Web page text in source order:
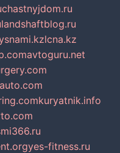
chastnyjdom.ru
landshaftblog.ru
lcna.kz
avtoguru.net
kuryatnik.info
yes-fitness.ru